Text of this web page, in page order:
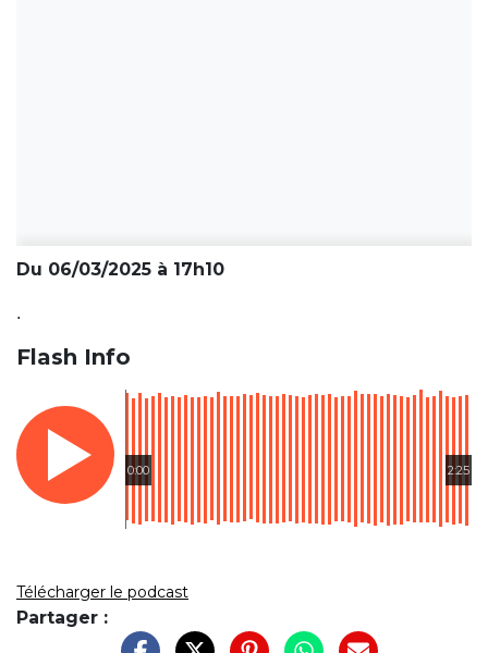
Du 06/03/2025 à 17h10
.
Flash Info
0:00 2:25
Télécharger le podcast
Partager :